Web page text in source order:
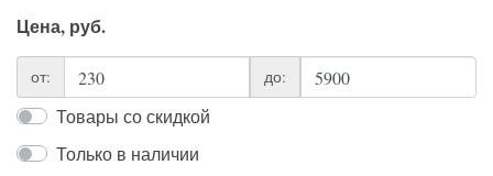
Цена, руб.
от: до:
Товары со скидкой
Только в наличии